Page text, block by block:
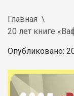
Главная
20 лет книге
Опубликовано: